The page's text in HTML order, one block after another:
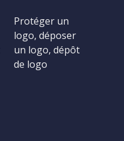
Protéger un
logo, déposer
un logo, dépôt
de logo